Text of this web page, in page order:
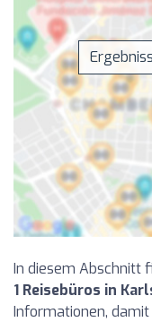
In diesem Abschnitt
1 Reisebüros in
Informationen, damit